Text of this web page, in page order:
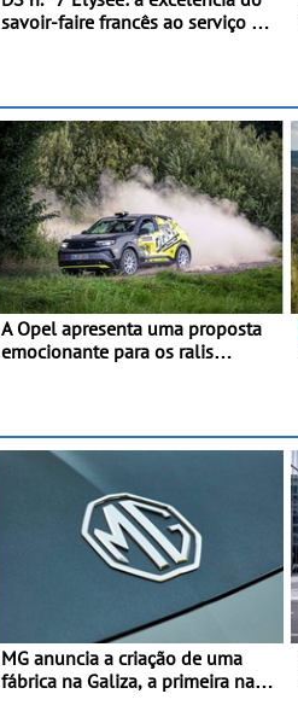
savoir-faire francês ao serviço do
A Opel apresenta uma proposta
emocionante para os ralis
competitiva
MG anuncia a criação de uma
fábrica na Galiza, a primeira na